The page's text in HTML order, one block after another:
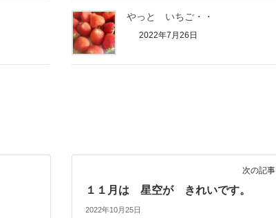
やっと いちご・・
2022年7月26日
次の記事
１１月は 星空が きれいです。
2022年10月25日